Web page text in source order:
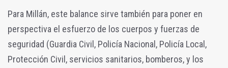
Para Millán, este balance sirve también para poner en
perspectiva el esfuerzo de los cuerpos y fuerzas de
seguridad (Guardia Civil, Policía Nacional, Policía Local,
Protección Civil, servicios sanitarios, bomberos, y los